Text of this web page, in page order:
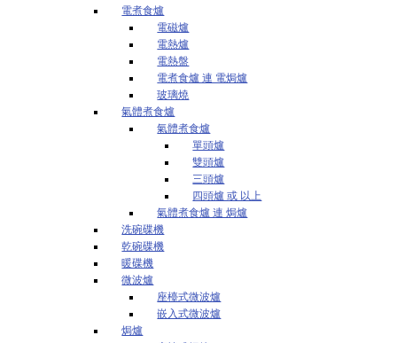
電煮食爐
電磁爐
電熱爐
電熱盤
電煮食爐 連 電焗爐
玻璃燒
氣體煮食爐
氣體煮食爐
單頭爐
雙頭爐
三頭爐
四頭爐 或 以上
氣體煮食爐 連 焗爐
洗碗碟機
乾碗碟機
暖碟機
微波爐
座檯式微波爐
嵌入式微波爐
焗爐